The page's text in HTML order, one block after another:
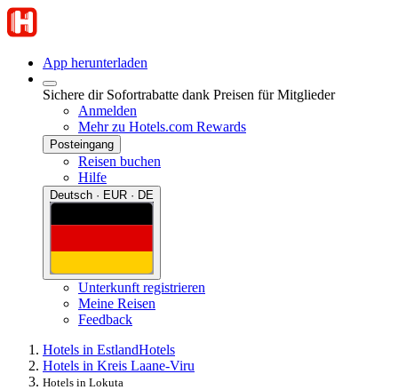
App herunterladen
Sichere dir Sofortrabatte dank Preisen für Mitglieder
Anmelden
Mehr zu Hotels.com Rewards
Posteingang
Reisen buchen
Hilfe
Deutsch · EUR · DE
Unterkunft registrieren
Meine Reisen
Feedback
Hotels in EstlandHotels
Hotels in Kreis Laane-Viru
Hotels in Lokuta